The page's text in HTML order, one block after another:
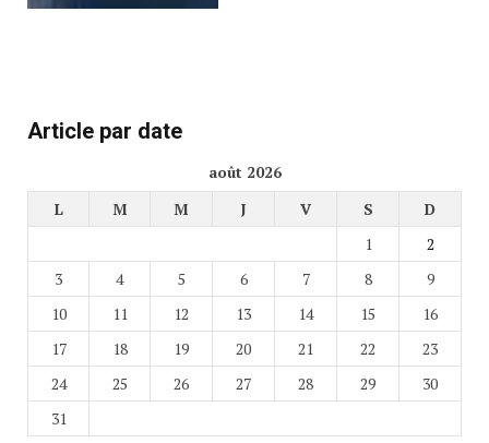
Article par date
août 2026
L
M M J V S
D
1
2
3
4 5 6 7 8
9
10
11 12 13 14 15
16
17
18 19 20 21 22
23
24
25 26 27 28 29
30
31